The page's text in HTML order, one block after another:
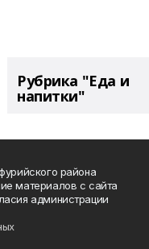
Рубрика "Еда и
напитки"
района
материалов с сайта
администрации